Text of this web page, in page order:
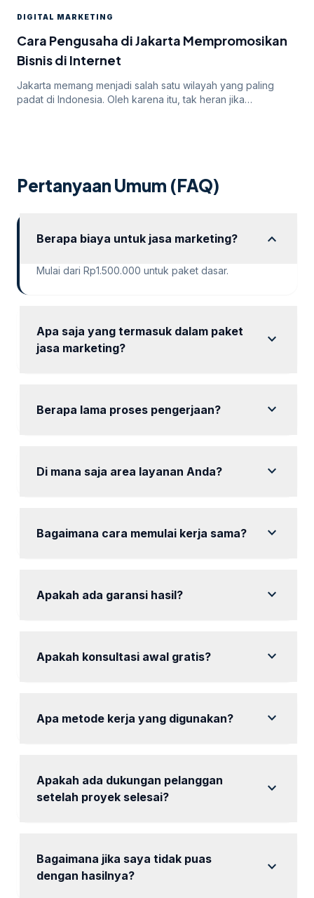
menghadapi tantangan dalam mendapatkan persetujuan
iklan mereka. Dalam artikel ini, kita akan membahas
mengapa […]
DIGITAL MARKETING
Cara Pengusaha di Jakarta Mempromosikan
Bisnis di Internet
Jakarta memang menjadi salah satu wilayah yang paling
padat di Indonesia. Oleh karena itu, tak heran jika
cukup? Atau […]
Pertanyaan Umum (FAQ)
Berapa biaya untuk jasa marketing? expand_more
Mulai dari Rp1.500.000 untuk paket dasar.
Apa saja yang termasuk dalam paket
jasa marketing?
expand_more
Berapa lama proses pengerjaan? expand_more
Di mana saja area layanan Anda? expand_more
Bagaimana cara memulai kerja sama? expand_more
Apakah ada garansi hasil? expand_more
Apakah konsultasi awal gratis? expand_more
Apa metode kerja yang digunakan? expand_more
Apakah ada dukungan pelanggan
setelah proyek selesai?
expand_more
Bagaimana jika saya tidak puas
dengan hasilnya?
expand_more